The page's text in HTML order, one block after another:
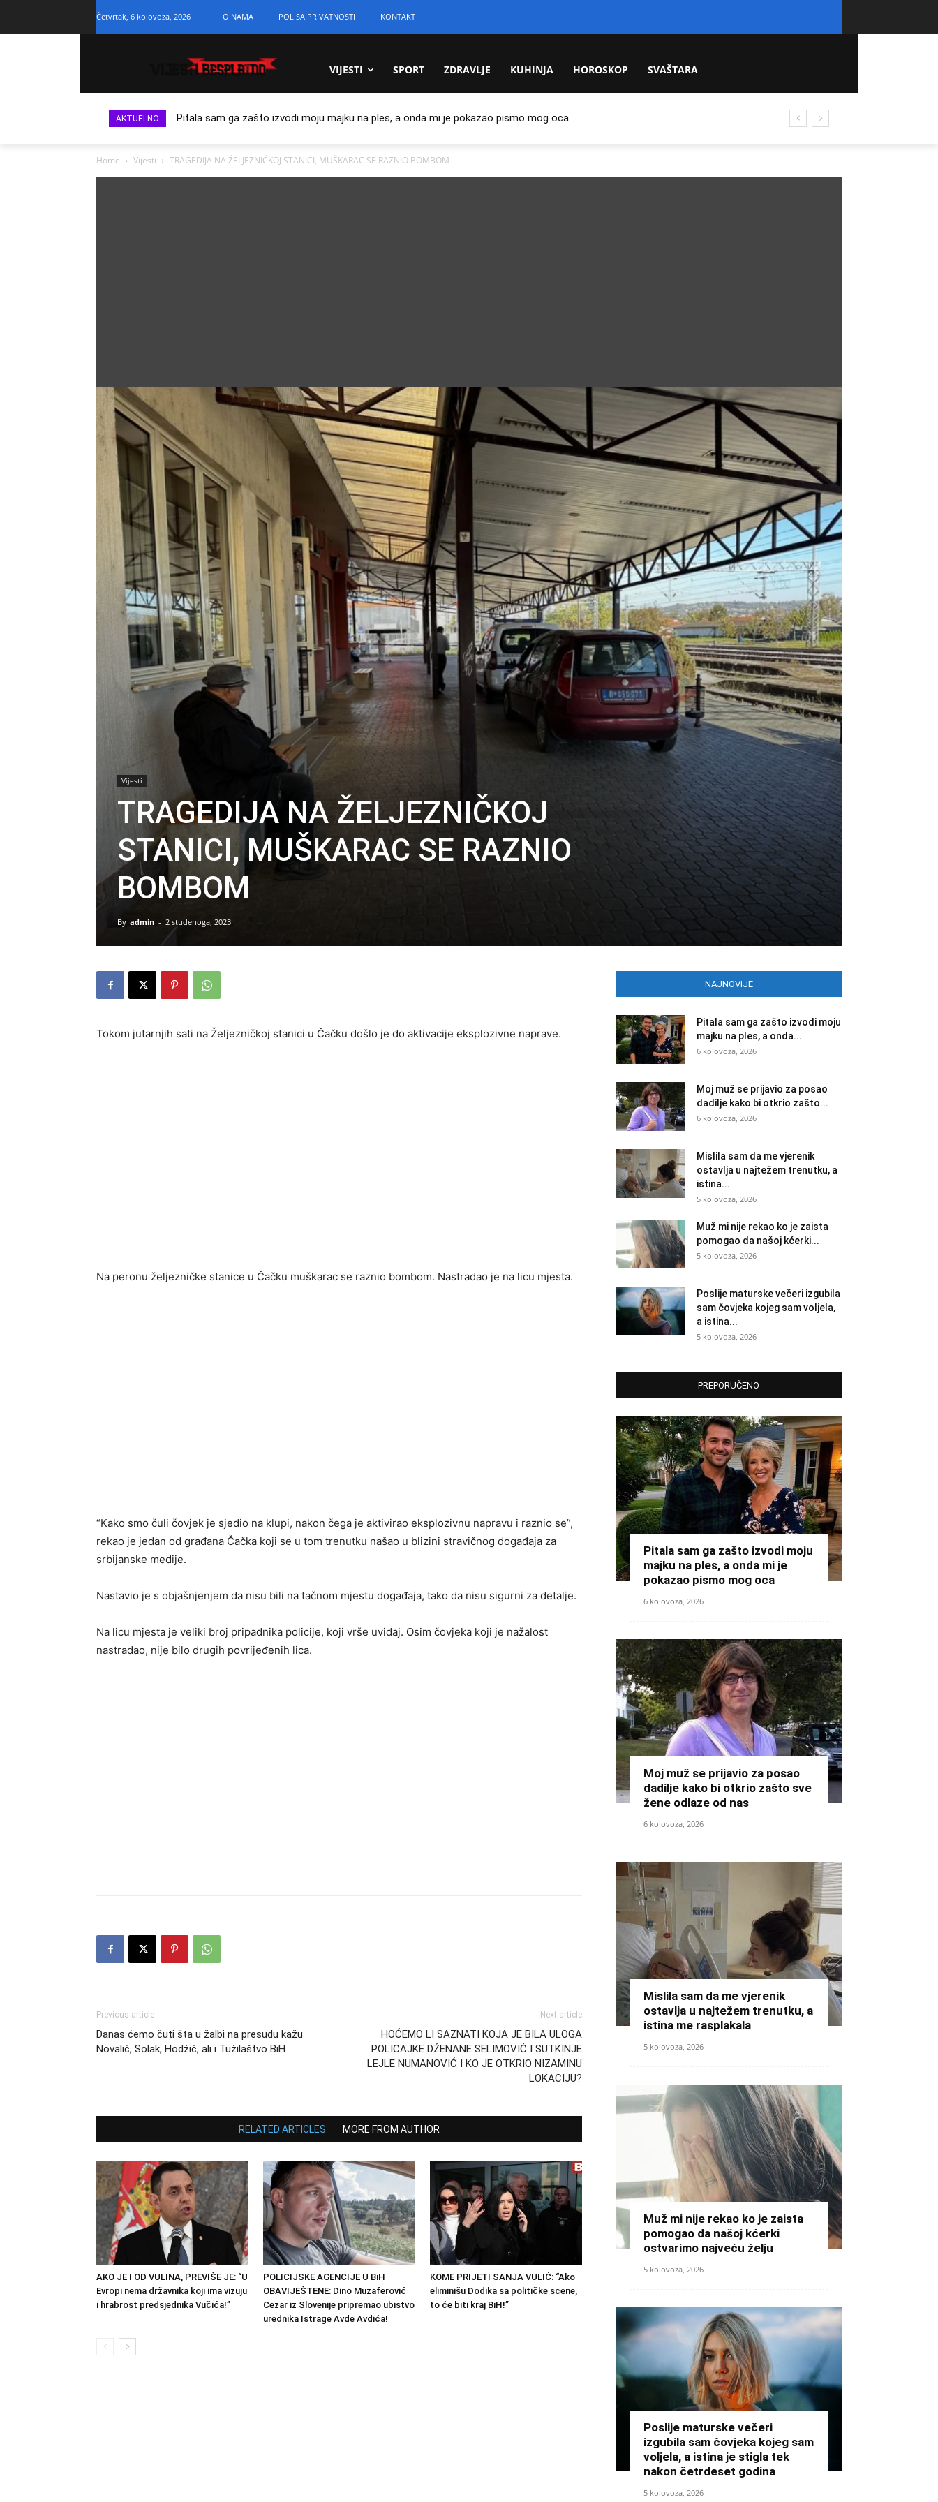
Četvrtak, 6 kolovoza, 2026 O NAMA POLISA PRIVATNOSTI KONTAKT
VIJESTI SPORT ZDRAVLJE KUHINJA HOROSKOP SVAŠTARA
AKTUELNO Pitala sam ga zašto izvodi moju majku na ples, a onda mi je pokazao pismo mog oca
Home Vijesti TRAGEDIJA NA ŽELJEZNIČKOJ STANICI, MUŠKARAC SE RAZNIO BOMBOM
Vijesti
TRAGEDIJA NA ŽELJEZNIČKOJ
STANICI, MUŠKARAC SE RAZNIO
BOMBOM
By admin - 2 studenoga, 2023
Tokom jutarnjih sati na Željezničkoj stanici u Čačku došlo je do aktivacije eksplozivne naprave.
Na peronu željezničke stanice u Čačku muškarac se raznio bombom. Nastradao je na licu mjesta.
“Kako smo čuli čovjek je sjedio na klupi, nakon čega je aktivirao eksplozivnu napravu i raznio se”,
rekao je jedan od građana Čačka koji se u tom trenutku našao u blizini stravičnog događaja za
srbijanske medije.
Nastavio je s objašnjenjem da nisu bili na tačnom mjestu događaja, tako da nisu sigurni za detalje.
Na licu mjesta je veliki broj pripadnika policije, koji vrše uviđaj. Osim čovjeka koji je nažalost
nastradao, nije bilo drugih povrijeđenih lica.
Previous article
Danas ćemo čuti šta u žalbi na presudu kažu
Novalić, Solak, Hodžić, ali i Tužilaštvo BiH
Next article
HOĆEMO LI SAZNATI KOJA JE BILA ULOGA
POLICAJKE DŽENANE SELIMOVIĆ I SUTKINJE
LEJLE NUMANOVIĆ I KO JE OTKRIO NIZAMINU
LOKACIJU?
RELATED ARTICLES MORE FROM AUTHOR
AKO JE I OD VULINA, PREVIŠE JE: “U
Evropi nema državnika koji ima vizuju
i hrabrost predsjednika Vučića!”
POLICIJSKE AGENCIJE U BiH
OBAVIJEŠTENE: Dino Muzaferović
Cezar iz Slovenije pripremao ubistvo
urednika Istrage Avde Avdića!
KOME PRIJETI SANJA VULIĆ: “Ako
eliminišu Dodika sa političke scene,
to će biti kraj BiH!”
NAJNOVIJE
Pitala sam ga zašto izvodi moju
majku na ples, a onda...
6 kolovoza, 2026
Moj muž se prijavio za posao
dadilje kako bi otkrio zašto...
6 kolovoza, 2026
Mislila sam da me vjerenik
ostavlja u najtežem trenutku, a
istina...
5 kolovoza, 2026
Muž mi nije rekao ko je zaista
pomogao da našoj kćerki...
5 kolovoza, 2026
Poslije maturske večeri izgubila
sam čovjeka kojeg sam voljela,
a istina...
5 kolovoza, 2026
PREPORUČENO
Pitala sam ga zašto izvodi moju
majku na ples, a onda mi je
pokazao pismo mog oca
6 kolovoza, 2026
Moj muž se prijavio za posao
dadilje kako bi otkrio zašto sve
žene odlaze od nas
6 kolovoza, 2026
Mislila sam da me vjerenik
ostavlja u najtežem trenutku, a
istina me rasplakala
5 kolovoza, 2026
Muž mi nije rekao ko je zaista
pomogao da našoj kćerki
ostvarimo najveću želju
5 kolovoza, 2026
Poslije maturske večeri
izgubila sam čovjeka kojeg sam
voljela, a istina je stigla tek
nakon četrdeset godina
5 kolovoza, 2026